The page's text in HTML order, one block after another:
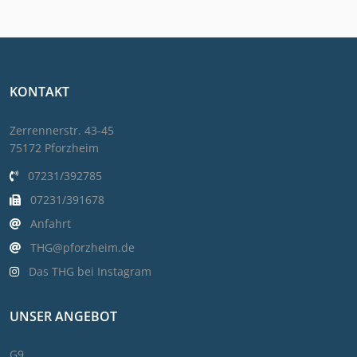
KONTAKT
Zerrennerstr. 43-45
75172 Pforzheim
07231/392785
07231/391678
Anfahrt
THG@pforzheim.de
Das THG bei Instagram
UNSER ANGEBOT
G9